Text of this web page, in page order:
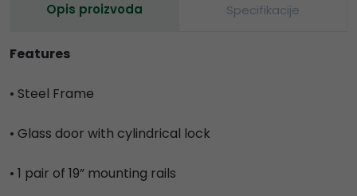
Opis proizvoda Specifikacije
Features
• Steel Frame
• Glass door with cylindrical lock
• 1 pair of 19” mounting rails